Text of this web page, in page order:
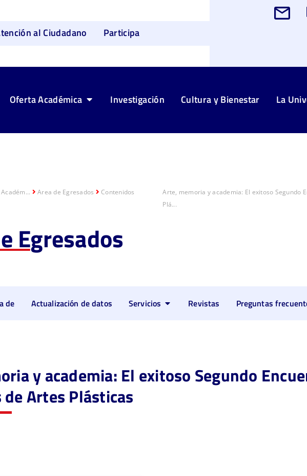
al Ciudadano Participa
Oferta Académica Investigación Cultura y Bienestar La
Area de Egresados
Contenidos
Arte, memoria y academia: El exitoso Segundo
Plá...
Egresados
de Actualización de datos Servicios Revistas Preguntas
y academia: El exitoso Segundo
de Artes Plásticas